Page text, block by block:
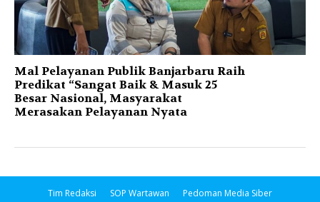
Mal Pelayanan Publik Banjarbaru Raih
Predikat “Sangat Baik & Masuk 25
Besar Nasional, Masyarakat
Merasakan Pelayanan Nyata
Tim Redaksi SOP Wartawan Pedoman Media Siber